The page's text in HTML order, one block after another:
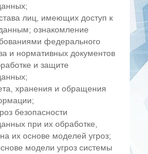
лиц, имеющих доступ к
ознакомление
федерального
и нормативных документов
и защите
хранения и обращения
безопасности
при их обработке,
их основе моделей угроз;
модели угроз системы